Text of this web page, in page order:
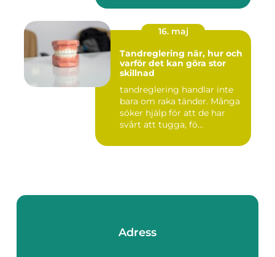
16. maj
Tandreglering när, hur och
varför det kan göra stor
skillnad
tandreglering handlar inte
bara om raka tänder. Många
söker hjälp för att de har
svårt att tugga, fö...
Adress